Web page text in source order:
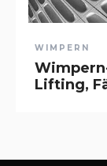
WIMPERN
Lifting,